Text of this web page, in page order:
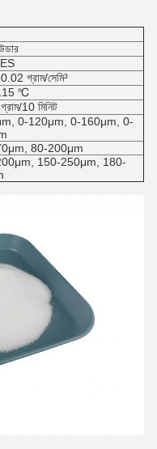
গ্রাম/সেমি³
℃
10 মিনিট
0-120μm, 0-160μm, 0-
80-200μm
150-250μm, 180-